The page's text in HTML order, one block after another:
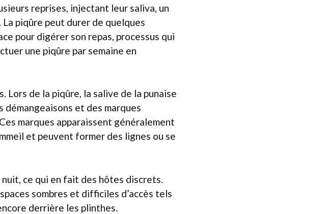
reprises, injectant leur saliva, un
piqûre peut durer de quelques
pour digérer son repas, processus qui
une piqûre par semaine en
de la piqûre, la salive de la punaise
et des marques
marques apparaissent généralement
et peuvent former des lignes ou se
ce qui en fait des hôtes discrets.
sombres et difficiles d’accès tels
derrière les plinthes.